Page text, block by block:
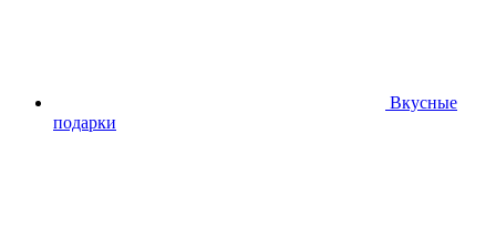
Вкусные
подарки